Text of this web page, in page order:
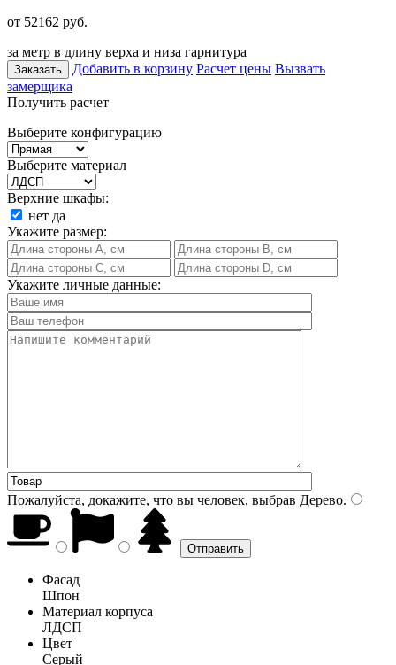
от 52162 руб.
за метр в длину верха и низа гарнитура
Заказать Добавить в корзину Расчет цены Вызвать
замерщика
Получить расчет
Выберите конфигурацию
Выберите материал
Верхние шкафы:
нет да
Укажите размер:
Укажите личные данные:
Пожалуйста, докажите, что вы человек, выбрав Дерево.
Фасад
Шпон
Материал корпуса
ЛДСП
Цвет
Серый